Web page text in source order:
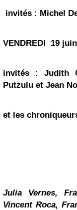
invités : Michel
VENDREDI 19
invités : Judith
Putzulu et Jean
et les
Julia Vernes,
Vincent Roca,